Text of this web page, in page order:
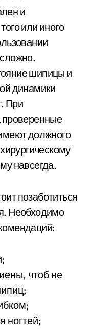
и
или иного
шипицы и
динамики
При
проверенные
должного
навсегда.
позаботиться
Необходимо
чтоб не
ногтей;